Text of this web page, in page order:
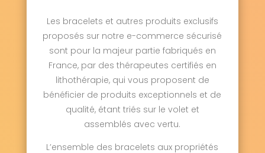
Les bracelets et autres produits exclusifs
proposés sur notre e-commerce sécurisé
sont pour la majeur partie fabriqués en
France, par des thérapeutes certifiés en
lithothérapie, qui vous proposent de
bénéficier de produits exceptionnels et de
qualité, étant triés sur le volet et
assemblés avec vertu.
L’ensemble des bracelets aux propriétés